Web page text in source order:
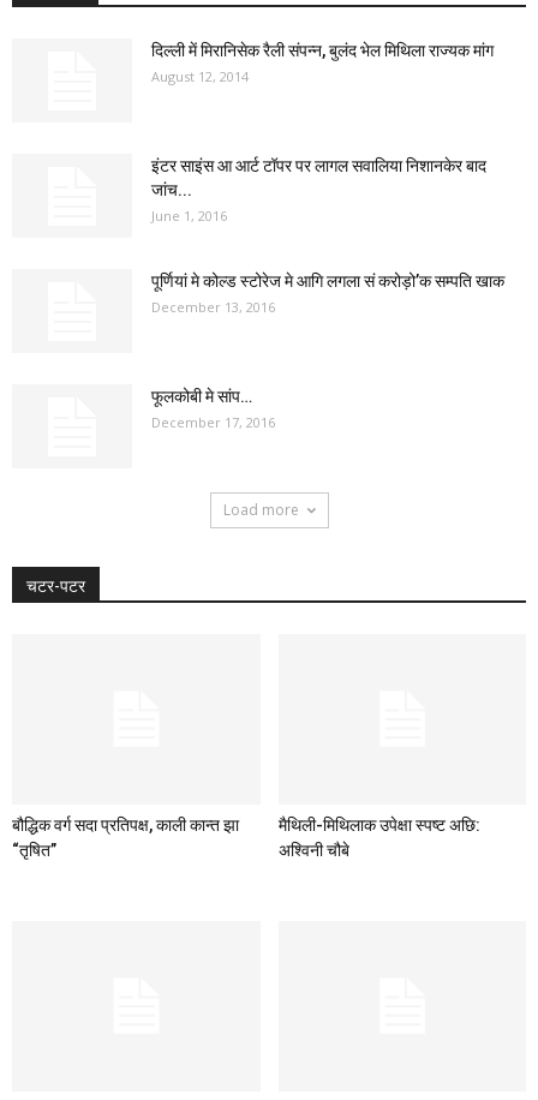
दिल्ली में मिरानिसेक रैली संपन्न, बुलंद भेल मिथिला राज्यक मांग
August 12, 2014
इंटर साइंस आ आर्ट टॉपर पर लागल सवालिया निशानकेर बाद
जांच...
June 1, 2016
पूर्णियां मे कोल्ड स्टोरेज मे आगि लगला सं करोड़ो’क सम्पति खाक
December 13, 2016
फूलकोबी मे सांप…
December 17, 2016
Load more
चटर-पटर
बौद्धिक वर्ग सदा प्रतिपक्ष, काली कान्त झा
“तृषित”
मैथिली-मिथिलाक उपेक्षा स्पष्ट अछि:
अश्विनी चौबे